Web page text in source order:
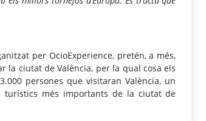
per OcioExperience, pretén, a més,
la ciutat de València, per la qual cosa els
persones que visitaran València, un
turístics més importants de la ciutat de